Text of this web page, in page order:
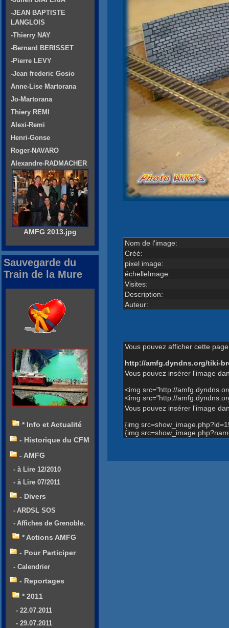
Nom de l'image:
Créé:
pixel image:
échelleImage:
Visites:
Description:
Auteur:
Vous pouvez afficher cette
http://amfg.dyndns.org/tiki-
Vous pouvez insérer l'image
<img src="http://
<img src="http://
Vous pouvez insérer l'image
{img
{img
-JEAN BAPTISTE
LANGLOIS
-Thierry NAY
-Bernard BERISSET
-Pierre LEVY
-Jean frederic Gosio
Anne-Lise Martorana
Jo-Martorana
Thiery REMI
Alexi-Remi
Henri-Gonse
Roger-NAVARO
Alexandre-RADMACHER
AMFG 2013.jpg
Sauvegarde du
Train de la Mure
* Info et Actualité
- Historique du CFM
- AMFG
- à Lire 12/2010
- à Lire 07/2011
- Divers
- ARDSL SOS
- Affiches de Grenoble.
* Actions AMFG
- Pour Participer
- Calendrier
- Reportages
* 2011
- 22.07.2011
- 29.07.2011